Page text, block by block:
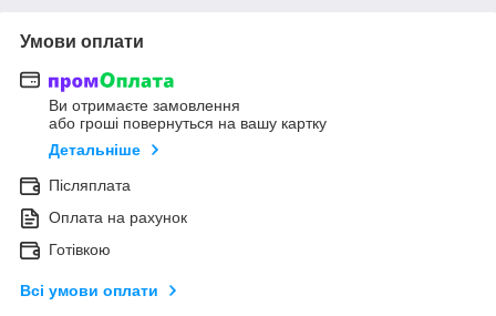
Умови оплати
Ви отримаєте замовлення
або гроші повернуться на вашу картку
Детальніше
Післяплата
Оплата на рахунок
Готівкою
Всі умови оплати